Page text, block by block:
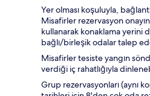
Yer olması koşuluyla,
Misafirler rezervasyon
kullanarak konaklama yerini
bağlı/birleşik odalar talep
Misafirler tesiste yangın
verdiği iç rahatlığıyla
Grup rezervasyonları (aynı